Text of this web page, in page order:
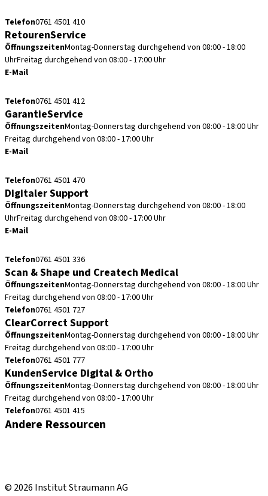
Telefon0761 4501 410
RetourenService
ÖffnungszeitenMontag-Donnerstag durchgehend von 08:00 - 18:00
UhrFreitag durchgehend von 08:00 - 17:00 Uhr
E-Mail
Telefon0761 4501 412
GarantieService
ÖffnungszeitenMontag-Donnerstag durchgehend von 08:00 - 18:00 Uhr
Freitag durchgehend von 08:00 - 17:00 Uhr
E-Mail
Telefon0761 4501 470
Digitaler Support
ÖffnungszeitenMontag-Donnerstag durchgehend von 08:00 - 18:00
UhrFreitag durchgehend von 08:00 - 17:00 Uhr
E-Mail
Telefon0761 4501 336
Scan & Shape und Createch Medical
ÖffnungszeitenMontag-Donnerstag durchgehend von 08:00 - 18:00 Uhr
Freitag durchgehend von 08:00 - 17:00 Uhr
Telefon0761 4501 727
ClearCorrect Support
ÖffnungszeitenMontag-Donnerstag durchgehend von 08:00 - 18:00 Uhr
Freitag durchgehend von 08:00 - 17:00 Uhr
Telefon0761 4501 777
KundenService Digital & Ortho
ÖffnungszeitenMontag-Donnerstag durchgehend von 08:00 - 18:00 Uhr
Freitag durchgehend von 08:00 - 17:00 Uhr
Telefon0761 4501 415
Andere Ressourcen
© 2026 Institut Straumann AG